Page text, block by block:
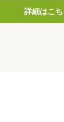
詳細はこ